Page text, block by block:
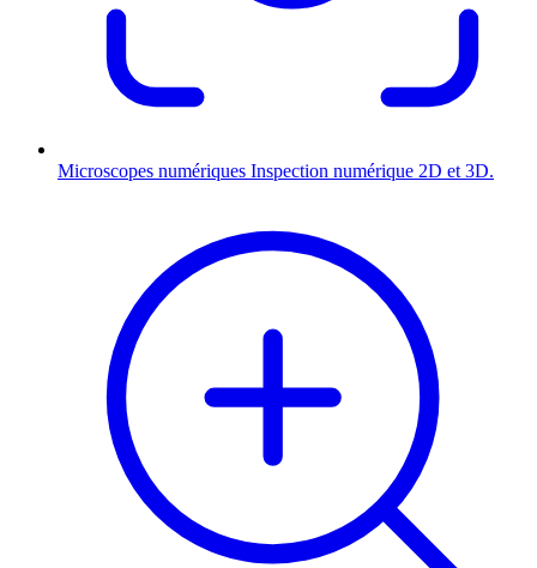
Microscopes numériques Inspection numérique 2D et 3D.